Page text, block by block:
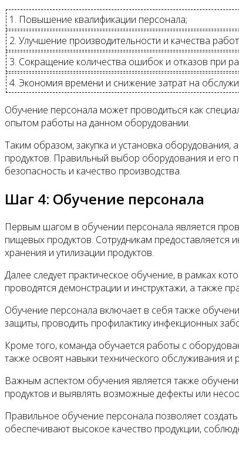
1. Повышение квалификации персонала;
2. Улучшение производительности и качества
3. Сокращение количества ошибок и отказов при
4. Экономия времени и снижение затрат на
Обучение персонала может проводиться как
опытом работы на данном оборудовании.
Таким образом, закупка и установка
продуктов. Правильный выбор оборудования и его
безопасность и качество производства.
Шаг 4: Обучение персонала
Первым шагом в обучении персонала является
пищевых продуктов. Сотрудникам
хранения и утилизации продуктов.
Далее следует практическое обучение, в рамках
проводятся демонстрации и инструктажи, а также
Обучение персонала включает в себя также
защиты, проводить профилактику инфекционных
Кроме того, команда обучается работы с
также освоят навыки технического обслуживания и
Важным аспектом обучения является также
продуктов и выявлять возможные дефекты или
Правильное обучение персонала позволяет
обеспечивают высокое качество продукции,